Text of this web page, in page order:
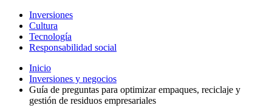
Inversiones
Cultura
Tecnología
Responsabilidad social
Inicio
Inversiones y negocios
Guía de preguntas para optimizar empaques, reciclaje y
gestión de residuos empresariales